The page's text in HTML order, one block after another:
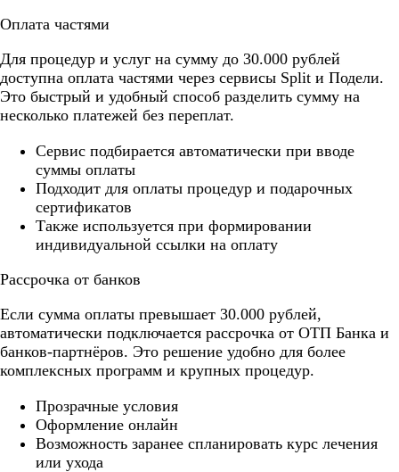
Оплата частями
Для процедур и услуг на сумму до 30.000 рублей
доступна оплата частями через сервисы Split и Подели.
Это быстрый и удобный способ разделить сумму на
несколько платежей без переплат.
Cервис подбирается автоматически при вводе
суммы оплаты
Подходит для оплаты процедур и подарочных
сертификатов
Также используется при формировании
индивидуальной ссылки на оплату
Рассрочка от банков
Если сумма оплаты превышает 30.000 рублей,
автоматически подключается рассрочка от ОТП Банка и
банков-партнёров. Это решение удобно для более
комплексных программ и крупных процедур.
Прозрачные условия
Оформление онлайн
Возможность заранее спланировать курс лечения
или ухода